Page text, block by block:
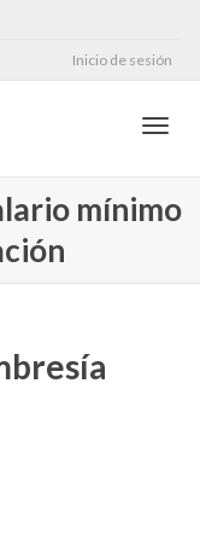
Inicio de sesión
mínimo